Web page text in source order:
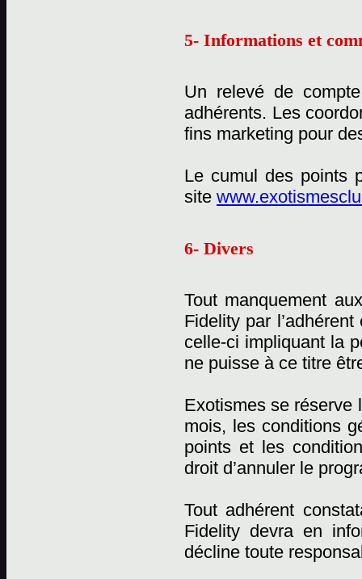
5- Informations et
Un relevé de
adhérents. Les
fins marketing pour
Le cumul des points
site
6- Divers
Tout manquement
Fidelity par
celle-ci impliquant la
ne puisse à ce titre
Exotismes se réserve
mois, les conditions
points et les
droit d’annuler le
Tout adhérent
Fidelity devra en
décline toute